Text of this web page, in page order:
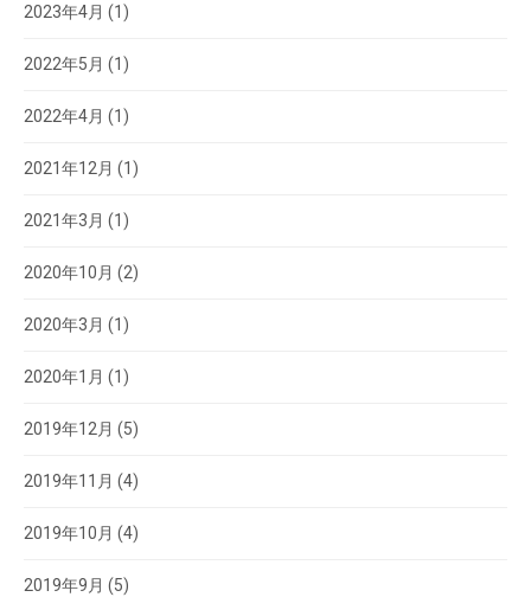
2023年4月 (1)
2022年5月 (1)
2022年4月 (1)
2021年12月 (1)
2021年3月 (1)
2020年10月 (2)
2020年3月 (1)
2020年1月 (1)
2019年12月 (5)
2019年11月 (4)
2019年10月 (4)
2019年9月 (5)